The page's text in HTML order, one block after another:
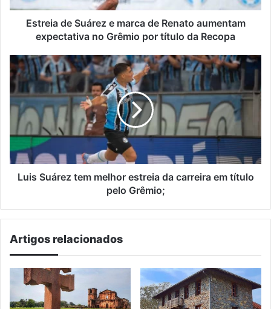
expectativa
título
da
Recopa
Estreia de Suárez e marca de Renato aumentam
expectativa no Grêmio por título da Recopa
Luis
Suárez
tem
melhor
estreia
carreira
em
título
peloLuis Suárez tem melhor estreia da carreira em título
pelo Grêmio;
Artigos relacionados